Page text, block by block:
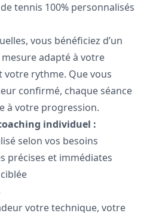
tennis 100% personnalisés
vous bénéficiez d’un
adapté à votre
votre rythme. Que vous
confirmé, chaque séance
à votre progression.
individuel :
selon vos besoins
précises et immédiates
votre technique, votre